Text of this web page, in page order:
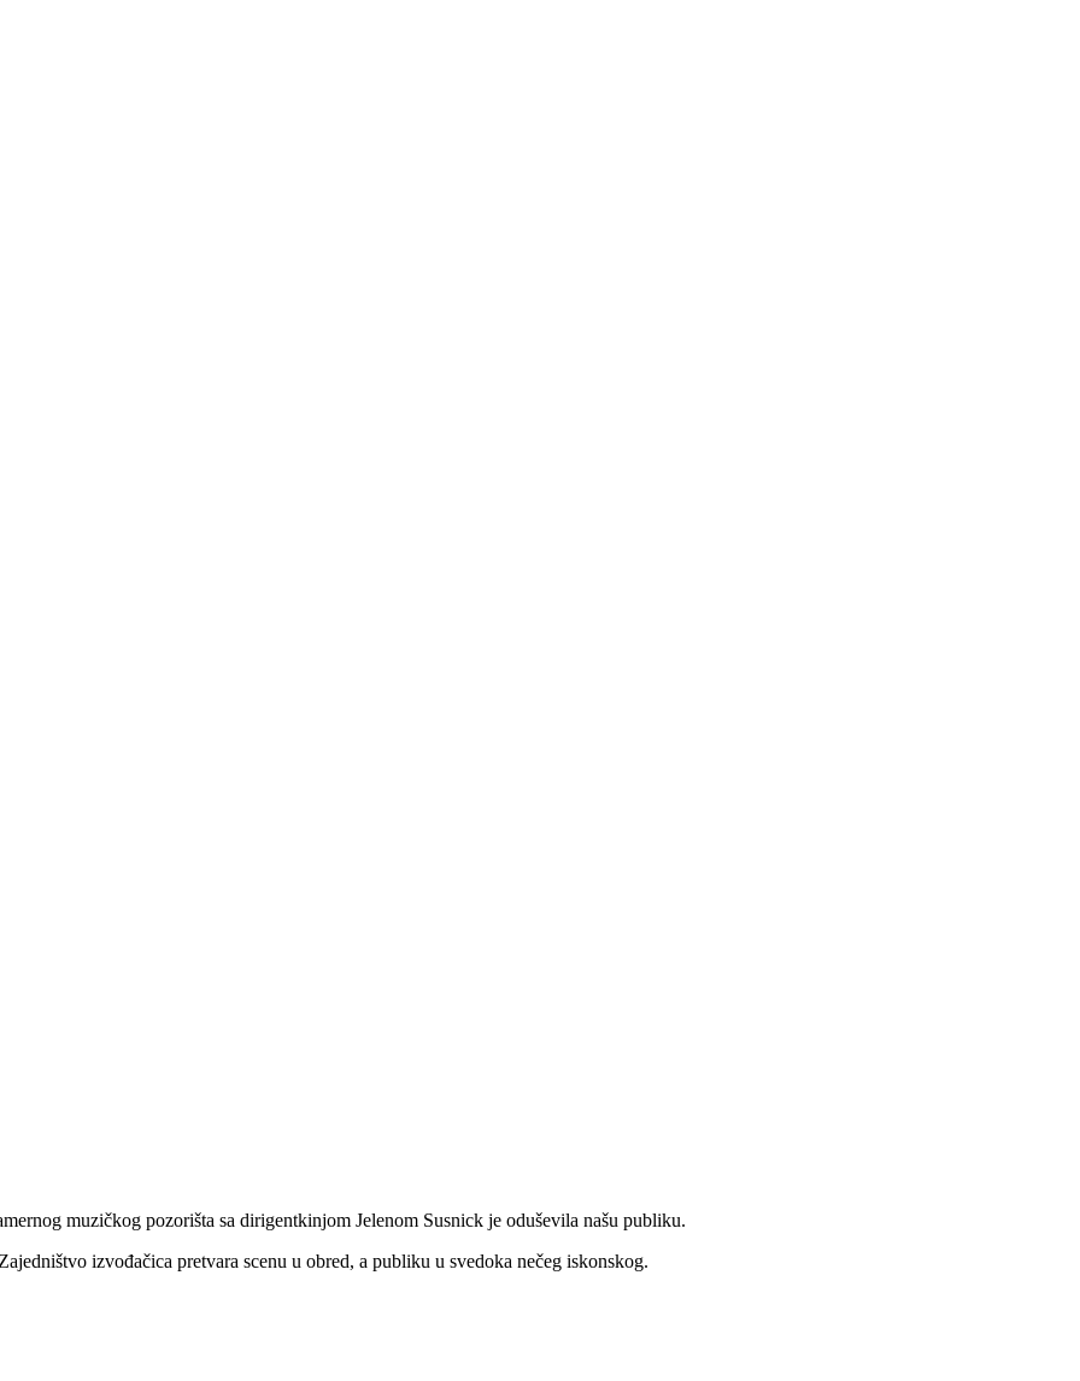
muzičkog pozorišta sa dirigentkinjom Jelenom Susnick je oduševila našu publiku.
izvođačica pretvara scenu u obred, a publiku u svedoka nečeg iskonskog.